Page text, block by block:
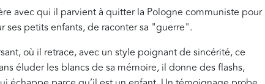
avec qui il parvient à quitter la Pologne communiste pour
ses petits enfants, de raconter sa "guerre".
où il retrace, avec un style poignant de sincérité, ce
éluder les blancs de sa mémoire, il donne des flashs,